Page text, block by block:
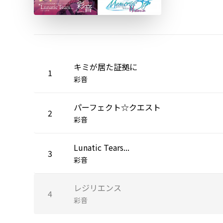
1 キミが居た証拠に
彩音
2 パーフェクト☆クエスト
彩音
3 Lunatic Tears...
彩音
4 レジリエンス
彩音